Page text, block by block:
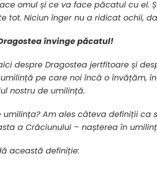
omul și ce va face păcatul cu el.
tot. Niciun înger nu a ridicat ochii,
învinge păcatul!
despre Dragostea jertfitoare și
pe care noi încă o învățăm,
nostru de umilință.
umilința? Am ales câteva definiții
a Crăciunului – nașterea în
această definiție: